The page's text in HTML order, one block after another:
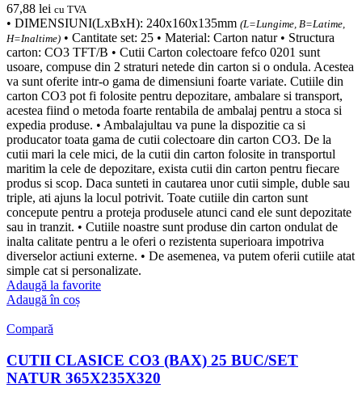
67,88 lei cu TVA
• DIMENSIUNI(LxBxH): 240x160x135mm (L=Lungime, B=Latime,
H=Inaltime) • Cantitate set: 25 • Material: Carton natur • Structura
carton: CO3 TFT/B • Cutii Carton colectoare fefco 0201 sunt
usoare, compuse din 2 straturi netede din carton si o ondula. Acestea
va sunt oferite intr-o gama de dimensiuni foarte variate. Cutiile din
carton CO3 pot fi folosite pentru depozitare, ambalare si transport,
acestea fiind o metoda foarte rentabila de ambalaj pentru a stoca si
expedia produse. • Ambalajultau va pune la dispozitie ca si
producator toata gama de cutii colectoare din carton CO3. De la
cutii mari la cele mici, de la cutii din carton folosite in transportul
maritim la cele de depozitare, exista cutii din carton pentru fiecare
produs si scop. Daca sunteti in cautarea unor cutii simple, duble sau
triple, ati ajuns la locul potrivit. Toate cutiile din carton sunt
concepute pentru a proteja produsele atunci cand ele sunt depozitate
sau in tranzit. • Cutiile noastre sunt produse din carton ondulat de
inalta calitate pentru a le oferi o rezistenta superioara impotriva
diverselor actiuni externe. • De asemenea, va putem oferii cutiile atat
simple cat si personalizate.
Adaugă la favorite
Adaugă în coș
Compară
CUTII CLASICE CO3 (BAX) 25 BUC/SET
NATUR 365X235X320